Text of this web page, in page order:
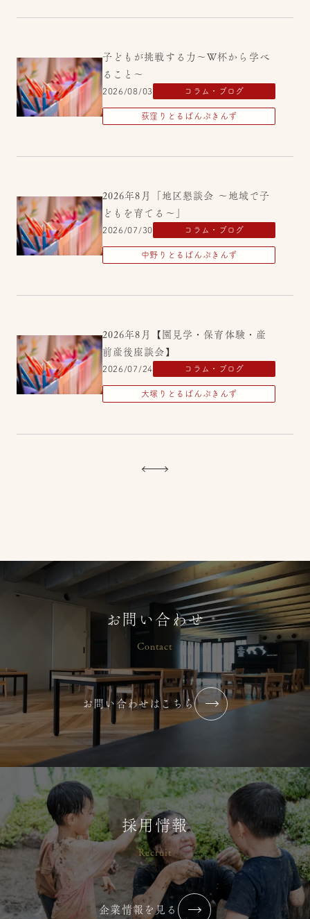
子どもが挑戦する力～W杯から学べ
ること～
2026/08/03 コラム・ブログ
荻窪りとるぱんぷきんず
2026年8月「地区懇談会 ～地域で子
どもを育てる～」
2026/07/30 コラム・ブログ
中野りとるぱんぷきんず
2026年8月【園見学・保育体験・産
前産後座談会】
2026/07/24 コラム・ブログ
大塚りとるぱんぷきんず
【2026年 夏】小中高生 保育ボラン
2026年7月【まずはやってみる】
コラム・ブログ
横浜りとるぱんぷきんず
じる瞬間はありますか？】
2026/07/02 コラム・ブログ
横浜りとるぱんぷきんず
令和７年度 すくわくプログラム報
告書
お問い合わせ
Contact
お問い合わせはこちら
採用情報
Recruit
企業情報を見る